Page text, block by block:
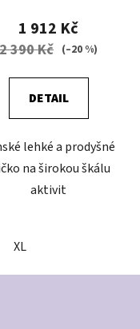
1 912 Kč
2 390 Kč (–20 %)
DETAIL
lehké a prodyšné
na širokou škálu
aktivit
XL